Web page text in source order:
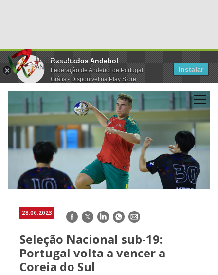
Resultados Andebol
Federação de Andebol de Portugal
Grátis - Disponivel na Play Store
Instalar
28.06.2023 Facebook
TwitterLinkedInWhatsApp
E-
Seleção Nacional sub-19:
Portugal volta a vencer a
Coreia do Sul